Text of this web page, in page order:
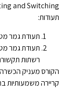
תעודות:
תעודת גמר
תעודת גמר
רשתות תקשורת
הקורס מעניק
קריירה משמעותיות